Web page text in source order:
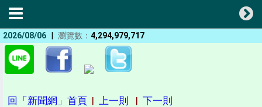
2026/08/06 | 瀏覽數： 4,294,979,717
回「新聞網」首頁 | 上一則 | 下一則